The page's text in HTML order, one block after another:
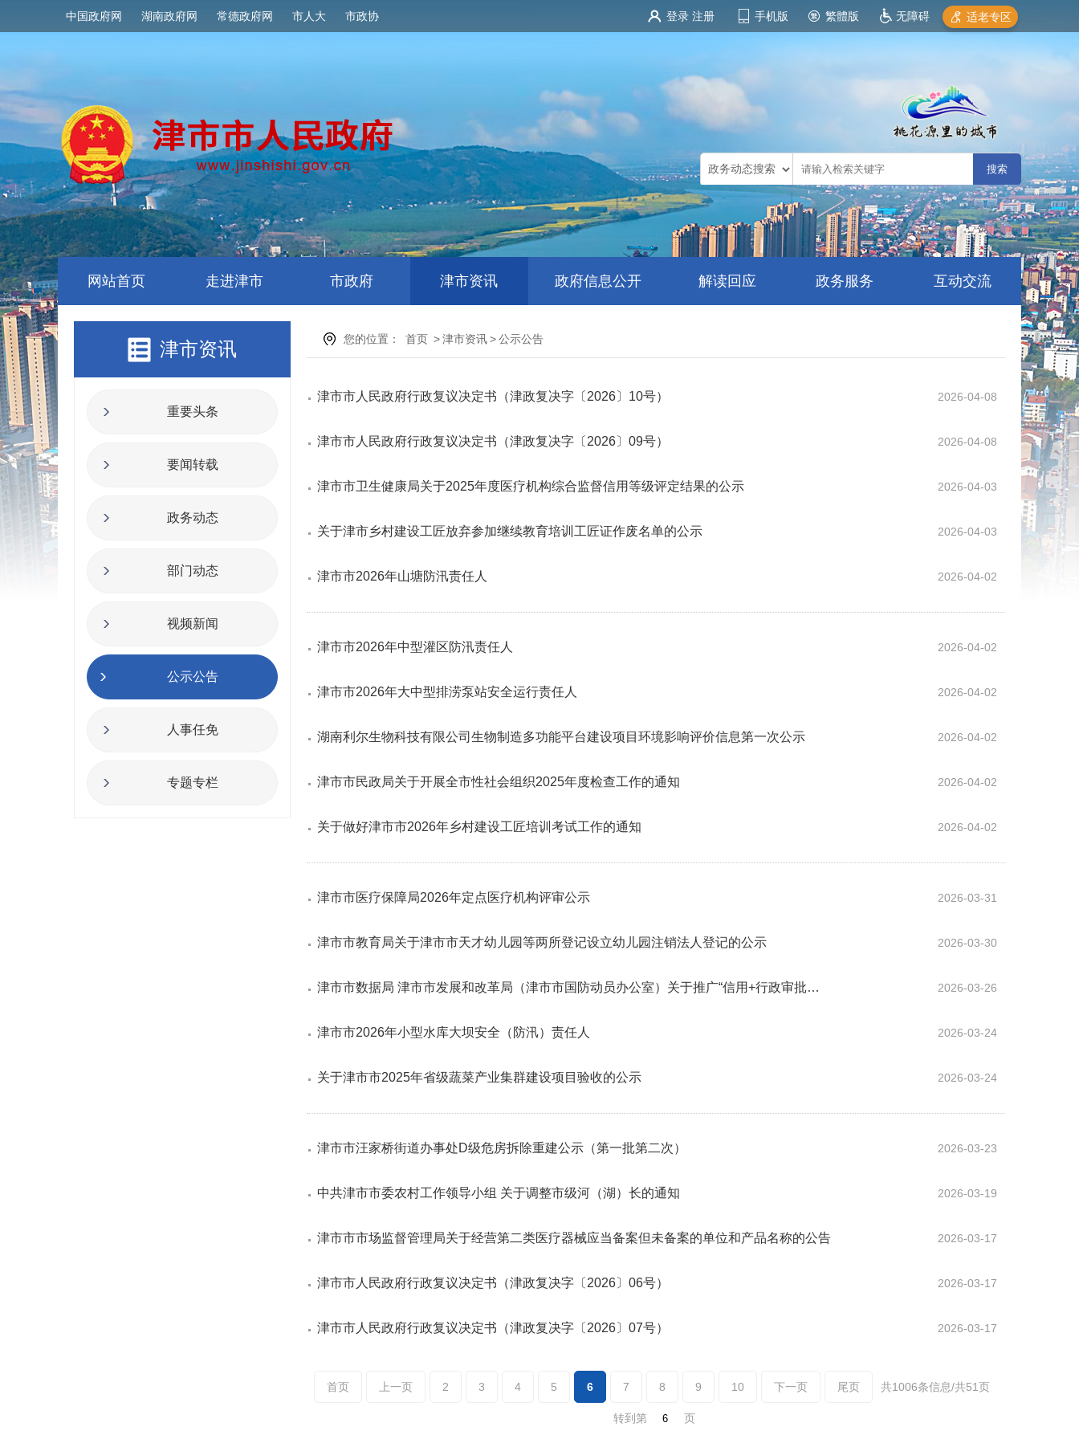
中国政府网 湖南政府网 常德政府网 市人大 市政协 登录 注册 手机版 繁體版 无障碍 适老专区
网站首页 走进津市 市政府 津市资讯 政府信息公开 解读回应 政务服务 互动交流
津市资讯
重要头条
要闻转载
政务动态
部门动态
视频新闻
公示公告
人事任免
专题专栏
您的位置： 首页 >津市资讯>公示公告
2026-04-08
津市市人民政府行政复议决定书（津政复决字〔2026〕10号）
2026-04-08
津市市人民政府行政复议决定书（津政复决字〔2026〕09号）
2026-04-03
津市市卫生健康局关于2025年度医疗机构综合监督信用等级评定结果的公示
2026-04-03
关于津市乡村建设工匠放弃参加继续教育培训工匠证作废名单的公示
2026-04-02
津市市2026年山塘防汛责任人
2026-04-02
津市市2026年中型灌区防汛责任人
2026-04-02
津市市2026年大中型排涝泵站安全运行责任人
2026-04-02
湖南利尔生物科技有限公司生物制造多功能平台建设项目环境影响评价信息第一次公示
2026-04-02
津市市民政局关于开展全市性社会组织2025年度检查工作的通知
2026-04-02
关于做好津市市2026年乡村建设工匠培训考试工作的通知
2026-03-31
津市市医疗保障局2026年定点医疗机构评审公示
2026-03-30
津市市教育局关于津市市天才幼儿园等两所登记设立幼儿园注销法人登记的公示
2026-03-26
津市市数据局 津市市发展和改革局（津市市国防动员办公室）关于推广“信用+行政审批…
2026-03-24
津市市2026年小型水库大坝安全（防汛）责任人
2026-03-24
关于津市市2025年省级蔬菜产业集群建设项目验收的公示
2026-03-23
津市市汪家桥街道办事处D级危房拆除重建公示（第一批第二次）
2026-03-19
中共津市市委农村工作领导小组 关于调整市级河（湖）长的通知
2026-03-17
津市市市场监督管理局关于经营第二类医疗器械应当备案但未备案的单位和产品名称的公告
2026-03-17
津市市人民政府行政复议决定书（津政复决字〔2026〕06号）
2026-03-17
津市市人民政府行政复议决定书（津政复决字〔2026〕07号）
首页 上一页 2 3 4 5 6 7 8 9 10 下一页 尾页 共1006条信息/共51页
转到第 页